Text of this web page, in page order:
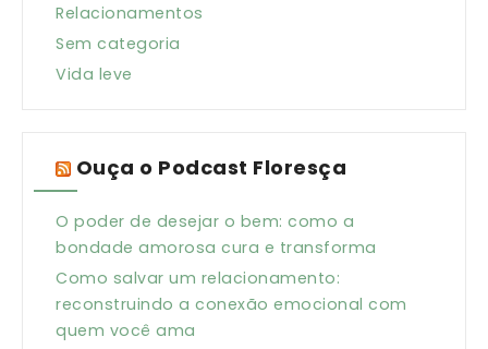
Relacionamentos
Sem categoria
Vida leve
Ouça o Podcast Floresça
O poder de desejar o bem: como a
bondade amorosa cura e transforma
Como salvar um relacionamento:
reconstruindo a conexão emocional com
quem você ama